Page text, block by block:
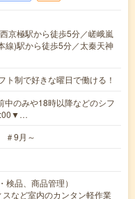
京極駅から徒歩5分／嵯峨嵐
線)駅から徒歩5分／太秦天神
ト制で好きな曜日で働ける！
中のみや18時以降などのシフ
＃9月～
品、商品管理）
など室内のカンタン軽作業